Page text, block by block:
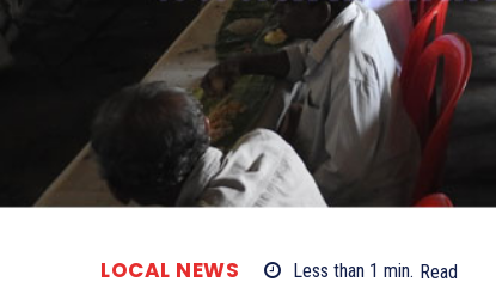
LOCAL NEWS Less than 1 min. Read